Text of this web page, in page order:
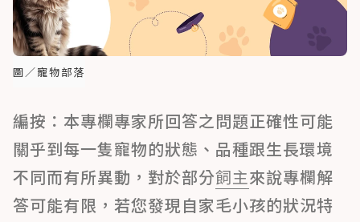
圖／寵物部落
編按：本專欄專家所回答之問題正確性可能
關乎到每一隻寵物的狀態、品種跟生長環境
不同而有所異動，對於部分飼主來說專欄解
答可能有限，若您發現自家毛小孩的狀況特